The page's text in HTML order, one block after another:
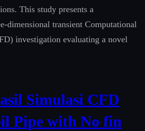
This study presents a
dimensional transient Computational
investigation evaluating a novel
Simulasi CFD
Pipe with No fin